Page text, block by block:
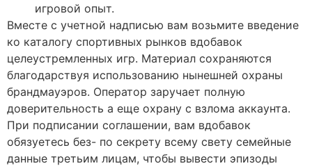
игровой опыт.
Вместе с учетной надписью вам возьмите введение
ко каталогу спортивных рынков вдобавок
целеустремленных игр. Материал сохраняются
благодарствуя использованию нынешней охраны
брандмауэров. Оператор заручает полную
доверительность а еще охрану с взлома аккаунта.
При подписании соглашении, вам вдобавок
обязуетесь без- по секрету всему свету семейные
данные третьим лицам, чтобы вывести эпизоды